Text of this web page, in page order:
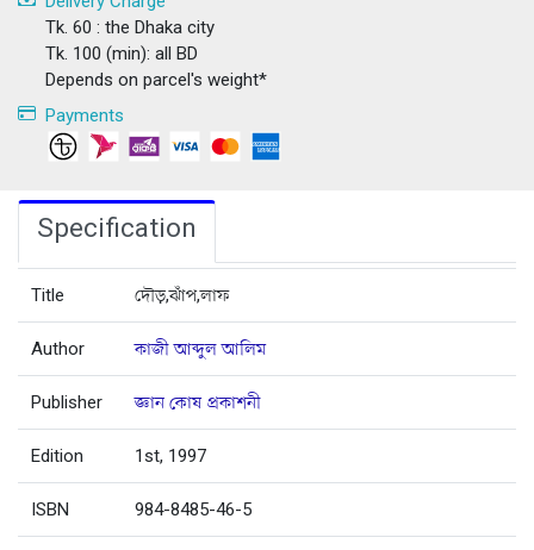
Tk. 60 : the Dhaka city
Tk. 100 (min): all BD
Depends on parcel's weight*
Payments
Specification
Title দৌড়,ঝাঁপ,লাফ
Author কাজী আব্দুল আলিম
Publisher জ্ঞান কোষ প্রকাশনী
Edition 1st, 1997
ISBN 984-8485-46-5